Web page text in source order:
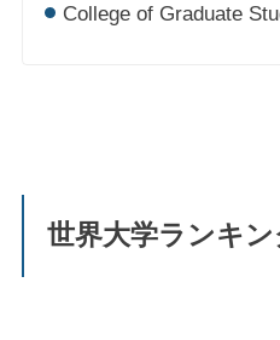
College of Graduate
世界大学ランキ